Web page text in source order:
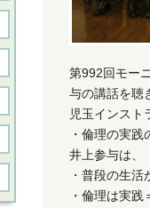
第992回モー
与の講話を聴
児玉インスト
・倫理の実
井上参与は、
・普段の生
・倫理は実